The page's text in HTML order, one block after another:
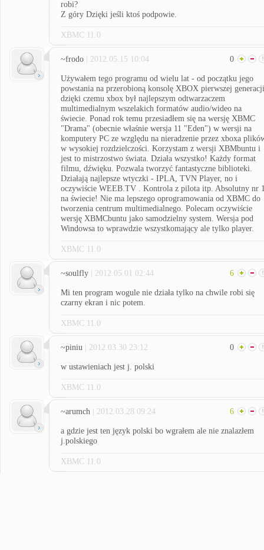
robi?
Z góry Dzięki jeśli ktoś podpowie.
XBMC 11.0
~frodo | 2012.05.15 10:04 0
Używałem tego programu od wielu lat - od początku jego
powstania na przerobioną konsolę XBOX pierwszej generacji
dzięki czemu xbox był najlepszym odtwarzaczem
multimedialnym wszelakich formatów audio/wideo na
świecie. Ponad rok temu przesiadłem się na wersję XBMC
"Drama" (obecnie właśnie wersja 11 "Eden") w wersji na
komputery PC ze względu na nieradzenie przez xboxa
w wysokiej rozdzielczości. Korzystam z wersji XBMbuntu i
jest to mistrzostwo świata. Działa wszystko! Każdy format
filmu, dźwięku. Pozwala tworzyć fantastyczne biblioteki.
Działają najlepsze wtyczki - IPLA, TVN Player, no i
oczywiście WEEB.TV . Kontrola z pilota itp. Absolutny nr
na świecie! Nie ma lepszego oprogramowania od XBMC do
tworzenia centrum multimedialnego. Polecam oczywiście
wersję XBMCbuntu jako samodzielny system. Wersja pod
Windowsa to wprawdzie wszystkomający ale tylko player.
XBMC 11.0
~soulfly | 2012.05.01 02:44 6
Mi ten program wogule nie działa tylko na chwile robi się
czarny ekran i nic potem.
XBMC 11.0
~piniu | 2012.03.30 23:12 0
w ustawieniach jest j. polski
XBMC 11.0
~arumch | 2012.03.28 09:24 6
a gdzie jest ten język polski bo wgrałem ale nie znalazłem
j.polskiego
XBMC 11.0